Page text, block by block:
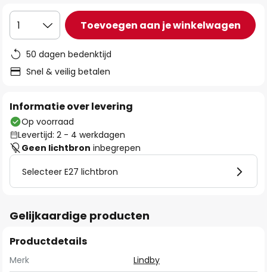
1 Toevoegen aan je winkelwagen
50 dagen bedenktijd
Snel & veilig betalen
Informatie over levering
Op voorraad
Levertijd: 2 - 4 werkdagen
Geen lichtbron inbegrepen
Selecteer E27 lichtbron
Gelijkaardige producten
Productdetails
Merk
Lindby